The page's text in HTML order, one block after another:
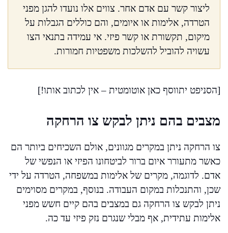
ליצור קשר עם אדם אחר. צווים אלו נועדו להגן מפני
הטרדה, אלימות או איומים, והם כוללים הגבלות על
מיקום, תקשורת או קשר פיזי. אי עמידה בתנאי הצו
עשויה להוביל להשלכות משפטיות חמורות.
[הסניפט יתווסף כאן אוטומטית – אין לכתוב אותו!]
מצבים בהם ניתן לבקש צו הרחקה
צו הרחקה ניתן במקרים מגוונים, אולם השכיחים ביותר הם
כאשר מתעורר איום ברור לביטחונו הפיזי או הנפשי של
אדם. לדוגמה, מקרים של אלימות במשפחה, הטרדה על ידי
שכן, והתנכלות במקום העבודה. בנוסף, במקרים מסוימים
ניתן לבקש צו הרחקה גם במצבים בהם קיים חשש מפני
אלימות עתידית, אף מבלי שנגרם נזק פיזי עד כה.